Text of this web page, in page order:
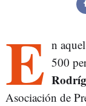
E n
500
Asociación de